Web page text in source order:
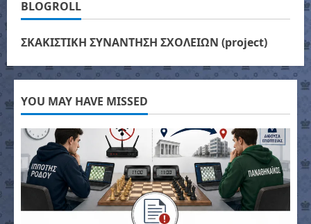
BLOGROLL
ΣΚΑΚΙΣΤΙΚΗ ΣΥΝΑΝΤΗΣΗ ΣΧΟΛΕΙΩΝ (project)
YOU MAY HAVE MISSED